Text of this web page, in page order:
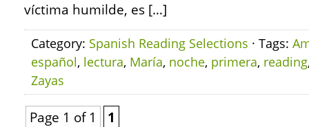
víctima humilde, es […]
Category: Spanish Reading Selections · Tags:
español, lectura, María, noche, primera, reading
Zayas
Page 1 of 1 1